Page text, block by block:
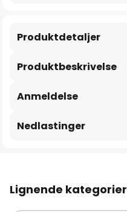
Produktbeskrivelse
Produktdetaljer
Anmeldelse
Nedlastinger
Lignende kategorier